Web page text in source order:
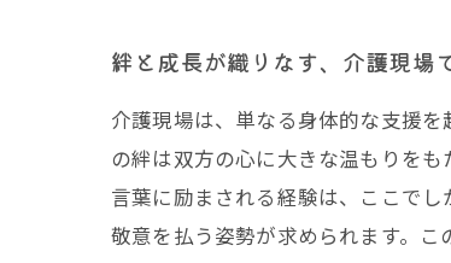
絆と成長が織りなす、介護現場
介護現場は、単なる身体的な支援
の絆は双方の心に大きな温もりを
言葉に励まされる経験は、ここで
敬意を払う姿勢が求められます。こ